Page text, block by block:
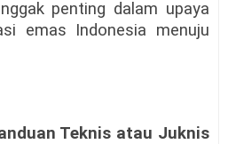
penting dalam upaya
emas Indonesia menuju
Teknis atau Juknis